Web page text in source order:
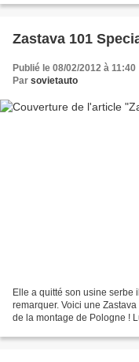
Zastava 101
Publié le 08/02/2012 à 11:40
Par sovietauto
Elle a quitté son usine serbe
remarquer. Voici une
de la montage de Pologne !